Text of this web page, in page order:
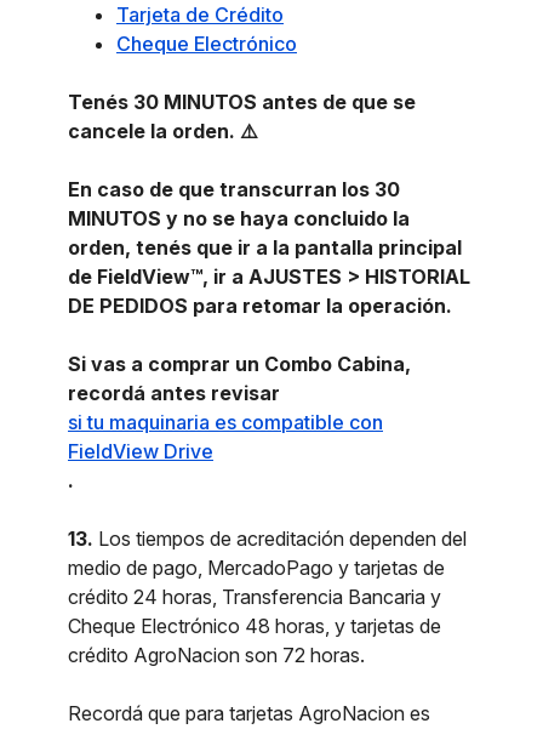
Tarjeta de Crédito
Cheque Electrónico
Tenés 30 MINUTOS antes de que se
cancele la orden. ⚠️
En caso de que transcurran los 30
MINUTOS y no se haya concluido la
orden, tenés que ir a la pantalla principal
de FieldView™, ir a AJUSTES > HISTORIAL
DE PEDIDOS para retomar la operación.
Si vas a comprar un Combo Cabina,
recordá antes revisar
si tu maquinaria es compatible con
FieldView Drive
.
13. Los tiempos de acreditación dependen del
medio de pago, MercadoPago y tarjetas de
crédito 24 horas, Transferencia Bancaria y
Cheque Electrónico 48 horas, y tarjetas de
crédito AgroNacion son 72 horas.
Recordá que para tarjetas AgroNacion es